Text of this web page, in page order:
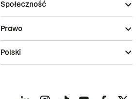
Społeczność
Prawo
Polski